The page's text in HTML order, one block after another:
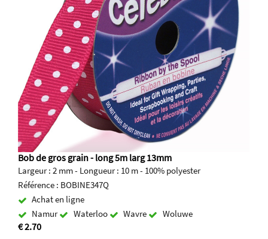
Bob de gros grain - long 5m larg 13mm
Largeur : 2 mm - Longueur : 10 m - 100% polyester
Référence : BOBINE347Q
Achat en ligne
Namur
Waterloo Wavre Woluwe
€ 2.70